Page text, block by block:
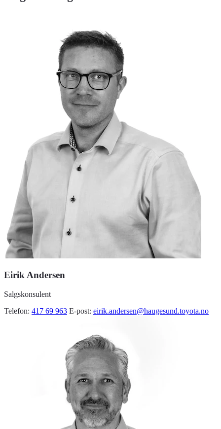
Eirik Andersen
Salgskonsulent
Telefon: 417 69 963 E-post: eirik.andersen@haugesund.toyota.no